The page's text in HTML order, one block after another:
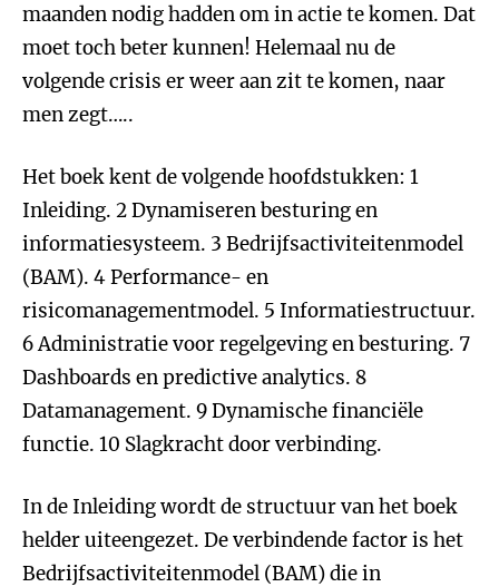
maanden nodig hadden om in actie te komen. Dat
moet toch beter kunnen! Helemaal nu de
volgende crisis er weer aan zit te komen, naar
men zegt…..
Het boek kent de volgende hoofdstukken: 1
Inleiding. 2 Dynamiseren besturing en
informatiesysteem. 3 Bedrijfsactiviteitenmodel
(BAM). 4 Performance- en
risicomanagementmodel. 5 Informatiestructuur.
6 Administratie voor regelgeving en besturing. 7
Dashboards en predictive analytics. 8
Datamanagement. 9 Dynamische financiële
functie. 10 Slagkracht door verbinding.
In de Inleiding wordt de structuur van het boek
helder uiteengezet. De verbindende factor is het
Bedrijfsactiviteitenmodel (BAM) die in